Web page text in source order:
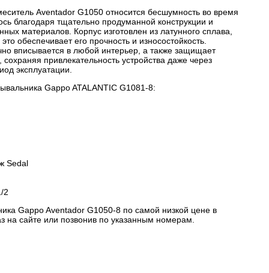
Aventador G1050 относится бесшумность во время
благодаря тщательно продуманной конструкции и
материалов. Корпус изготовлен из латунного сплава,
обеспечивает его прочность и износостойкость.
вписывается в любой интерьер, а также защищает
привлекательность устройства даже через
эксплуатации.
Gappo ATALANTIC G1081-8:
Sedal
2
Gappo Aventador G1050-8 по самой низкой цене в
на сайте или позвонив по указанным номерам.